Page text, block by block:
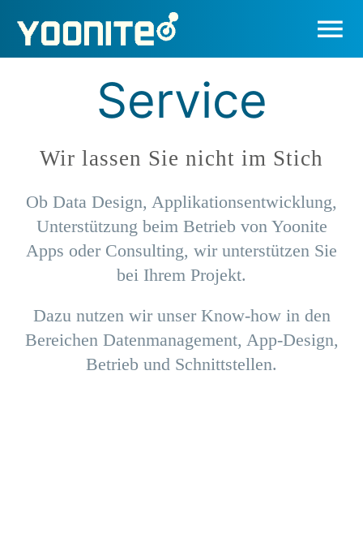
content
Entwickler
Unternehmen
for:
Service
Wir lassen Sie nicht im Stich
Ob Data Design, Applikationsentwicklung,
Unterstützung beim Betrieb von Yoonite
Apps oder Consulting, wir unterstützen Sie
bei Ihrem Projekt.
Dazu nutzen wir unser Know-how in den
Bereichen Datenmanagement, App-Design,
Betrieb und Schnittstellen.